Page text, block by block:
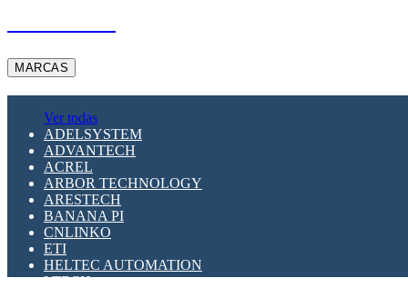
MARCAS
Ver todas
ADELSYSTEM
ADVANTECH
ACREL
ARBOR TECHNOLOGY
ARESTECH
BANANA PI
CNLINKO
ETI
HELTEC AUTOMATION
LTECH